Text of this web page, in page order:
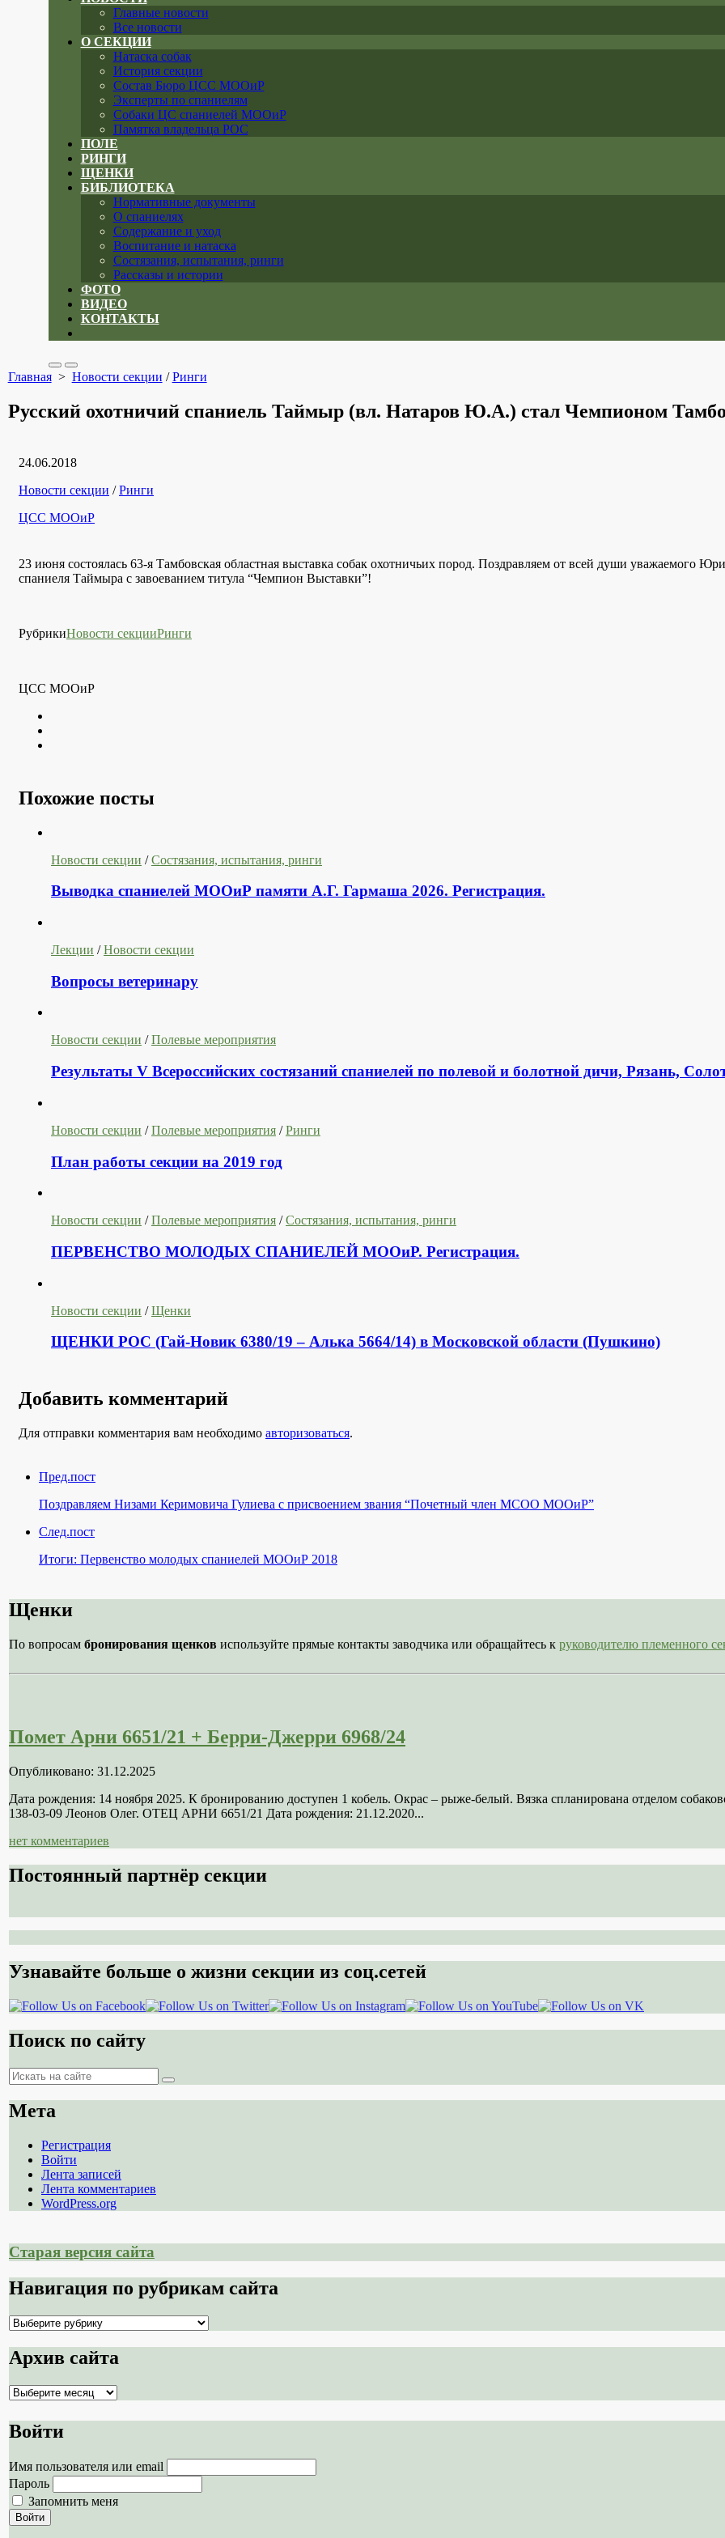
Главные новости
Все новости
О СЕКЦИИ
Натаска собак
История секции
Состав Бюро ЦСС МООиР
Эксперты по спаниелям
Собаки ЦС спаниелей МООиР
Памятка владельца РОС
ПОЛЕ
РИНГИ
ЩЕНКИ
БИБЛИОТЕКА
Нормативные документы
О спаниелях
Содержание и уход
Воспитание и натаска
Состязания, испытания, ринги
Рассказы и истории
ФОТО
ВИДЕО
КОНТАКТЫ
menu
Search
Toggle
Меню
Главная> Новости секции /Ринги
Русский охотничий спаниель Таймыр (вл. Натаров Ю.А.) стал Чемпионом
Дата
24.06.2018
Рубрики
Новости секции /Ринги
Автор
ЦСС МООиР
23 июня состоялась 63-я Тамбовская областная выставка собак охотничьих пород. Поздравляем от всей души уважаемого
спаниеля Таймыра с завоеванием титула “Чемпион Выставки”!
РубрикиНовости секцииРинги
ЦСС МООиР
Похожие посты
Новости секции /Состязания, испытания, ринги
Выводка спаниелей МООиР памяти А.Г. Гармаша 2026. Регистрация.
Лекции /Новости секции
Вопросы ветеринару
Новости секции /Полевые мероприятия
Результаты V Всероссийских состязаний спаниелей по полевой и болотной дичи, Рязань,
Новости секции /Полевые мероприятия /Ринги
План работы секции на 2019 год
Новости секции /Полевые мероприятия /Состязания, испытания, ринги
ПЕРВЕНСТВО МОЛОДЫХ СПАНИЕЛЕЙ МООиР. Регистрация.
Новости секции /Щенки
ЩЕНКИ РОС (Гай-Новик 6380/19 – Алька 5664/14) в Московской области (Пушкино)
Добавить комментарий
Для отправки комментария вам необходимо авторизоваться.
Пред.пост
Поздравляем Низами Керимовича Гулиева с присвоением звания “Почетный член МСОО МООиР”
След.пост
Итоги: Первенство молодых спаниелей МООиР 2018
Щенки
По вопросам бронирования щенков используйте прямые контакты заводчика или обращайтесь к руководителю племенного
Помет Арни 6651/21 + Берри-Джерри 6968/24
Опубликовано: 31.12.2025
Дата рождения: 14 ноября 2025. К бронированию доступен 1 кобель. Окрас – рыже-белый. Вязка спланирована отделом
138-03-09 Леонов Олег. ОТЕЦ АРНИ 6651/21 Дата рождения: 21.12.2020...
нет комментариев
Постоянный партнёр секции
Узнавайте больше о жизни секции из соц.сетей
Поиск по сайту
Поиск
Поиск
Мета
Регистрация
Войти
Лента записей
Лента комментариев
WordPress.org
Старая версия сайта
Навигация по рубрикам сайта
Навигация
рубрикам
сайта
Архив сайта
Архив
Войти
Имя пользователя или email
Пароль
Запомнить меня
Войти